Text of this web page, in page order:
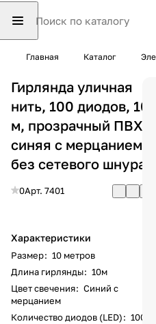
Главная Каталог
Гирлянда уличная
нить, 100 диодов, 10
м, прозрачный ПВХ,
синяя с мерцанием,
без сетевого шнура
0Арт. 7401
Характеристики
Размер: 10 метров
Длина гирлянды: 10м
Цвет свечения: Синий с
мерцанием
Количество диодов (LED): 100